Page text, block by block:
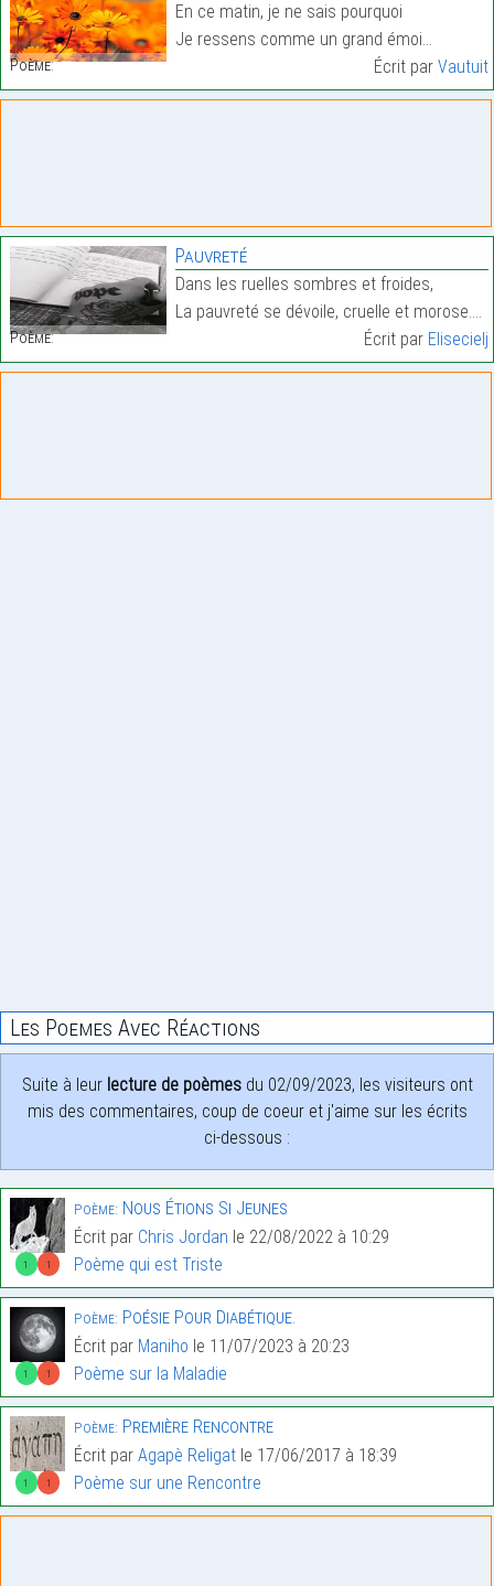
Poème:
En ce matin, je ne sais pourquoi
Je ressens comme un grand émoi…
Écrit par Vautuit
Poème:
Pauvreté
Dans les ruelles sombres et froides,
La pauvreté se dévoile, cruelle et morose.…
Écrit par Elisecielj
Les Poemes Avec Réactions
Suite à leur lecture de poèmesdu 02/09/2023, les visiteurs ont
mis des commentaires, coup de coeur et j'aime sur les écrits
ci-dessous :
1 1
Poème: Nous Étions Si Jeunes
Écrit par Chris Jordan le 22/08/2022 à 10:29
Poème qui est Triste
1 1
Poème: Poésie Pour Diabétique.
Écrit par Maniho le 11/07/2023 à 20:23
Poème sur la Maladie
1 1
Poème: Première Rencontre
Écrit par Agapè Religat le 17/06/2017 à 18:39
Poème sur une Rencontre